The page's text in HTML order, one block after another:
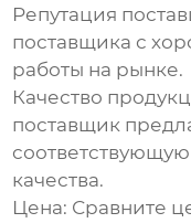
Репутация
поставщика с
работы на рынке.
Качество
поставщик
качества.
Цена: Сравните